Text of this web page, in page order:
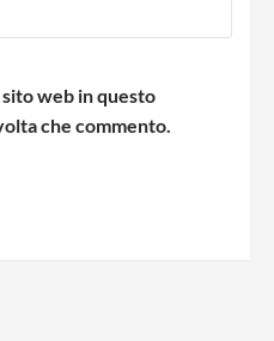
sito web in questo
che commento.